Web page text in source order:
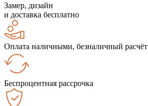
Замер, дизайн
и доставка бесплатно
Оплата наличными, безналичный расчёт
Беспроцентная рассрочка